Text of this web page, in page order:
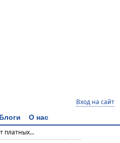
Вход на сайт
Блоги О нас
платных...